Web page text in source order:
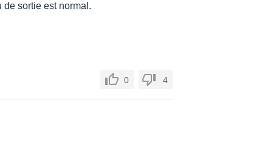
de sortie est normal.
0 4